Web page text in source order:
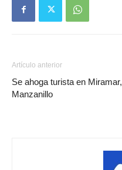
Artículo anterior
Se ahoga turista en Miramar,
Manzanillo